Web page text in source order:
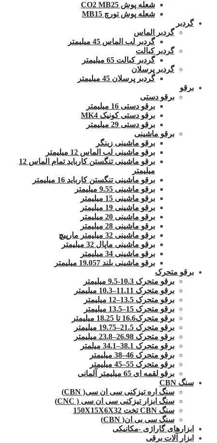
شعله پوش CO2 MB25
شعله پوش تورچ MB15
گردبر
گردبر الماس
گردبر لب الماس 45 میلیمتر
گردبر کبالت
گردبر کبالت 65 میلیمتر
گردبر پرسلان
گردبر پرسلان 45 میلیمتر
برقو
برقو دستی
برقو دستی 16 میلیمتر
برقو دستی کونیک MK4
برقو دستی 29 میلیمتر
برقو ماشینی
برقو ماشینی زینگر
برقو ماشینی لب الماس 12 میلیمتر
برقو ماشینی تنگستن کارباید تمام الماس 12
میلیمتر
برقو ماشینی تنگستن کارباید 16 میلیمتر
برقو ماشینی 9.55 میلیمتر
برقو ماشینی 15 میلیمتر
برقو ماشینی 19 میلیمتر
برقو ماشینی 20 میلیمتر
برقو ماشینی 28 میلیمتر
برقو ماشینی 32 میلیمتر مارپیچ
برقو ماشینی ماپال 32 میلیمتر
برقو ماشینی 34 میلیمتر
برقو ماشینی بلند 19.057 میلیمتر
برقو متحرک
برقو متحرک 10.3-9.5 میلیمتر
برقو متحرک 11.11–10.3 میلیمتر
برقو متحرک 13.5–12 میلیمتر
برقو متحرک 15–13.5 میلیمتر
برقو متحرک16.6 تا 18.25 میلیمتر
برقو متحرک 21.5–19.75 میلیمتر
برقو متحرک 26.98–23.8 میلیمتر
برقو متحرک 38.1–34.1 میلمتر
برقو متحرک 46–38 میلیمتر
برقو متحرک 55–45 میلیمتر
برقو لقمه ای 65 میلیمتر آلمانی
سنگ CBN
سنگ اره تیزکنی سی ان سی( CBN)
سنگ ابزار تیزکنی سی ان سی ( CNC)
سنگ CBN تخت 150X15X6X32
سنگ سی بی ان( CBN)
ابزارهای گاراژی -مکانیکی
ابزار آلات برقی